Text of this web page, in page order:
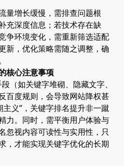
量增长缓慢，需排查问题根
充深度信息；若技术存在缺
争环境变化，需重新筛选适配
新，优化策略需随之调整，确
核心注意事项
（如关键字堆砌、隐藏文字、
百度规则，会导致网站降权甚
义”，关键字排名提升非一蹴
力。同时，需平衡用户体验与
忽视内容可读性与实用性，只
，才能实现关键字优化的长期